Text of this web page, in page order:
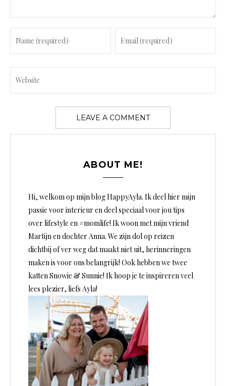
ABOUT ME!
Hi, welkom op mijn blog HappyAyla. Ik deel hier mijn
passie voor interieur en deel speciaal voor jou tips
over lifestyle en #momlife! Ik woon met mijn vriend
Martijn en dochter Anna. We zijn dol op reizen
dichtbij of ver weg dat maakt niet uit, herinneringen
maken is voor ons belangrijk! Ook hebben we twee
katten Snowie & Sunnie! Ik hoop je te inspireren veel
lees plezier, liefs Ayla!